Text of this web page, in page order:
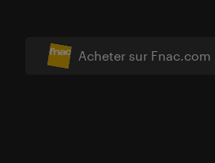
Acheter sur Fnac.com